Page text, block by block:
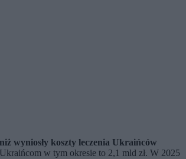
wyniosły koszty leczenia Ukraińców
w tym okresie to 2,1 mld zł. W 2025